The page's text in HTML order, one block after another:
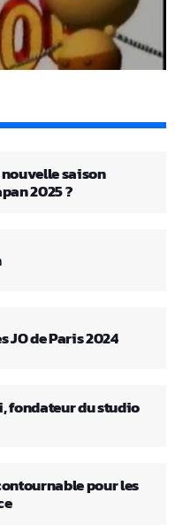
saison
2025 ?
JO de Paris 2024
fondateur du studio
pour les